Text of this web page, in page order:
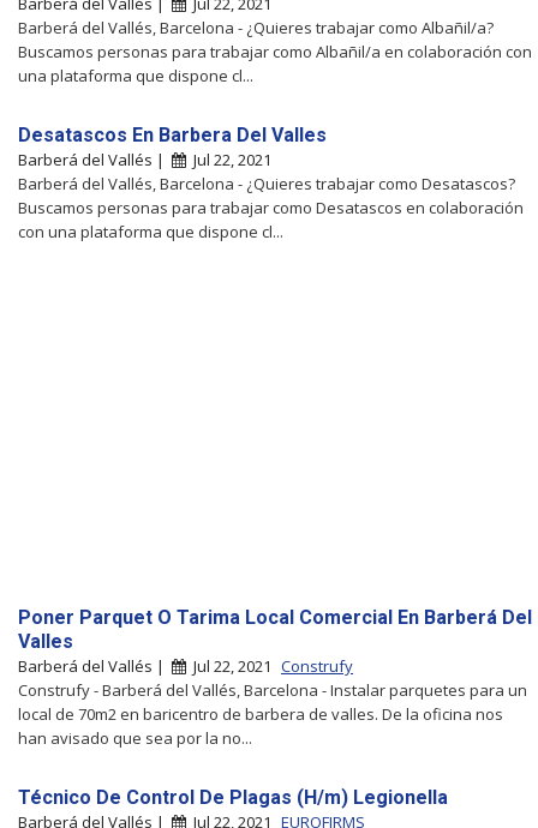
Barberá del Vallés, Barcelona - ¿Quieres trabajar como Albañil/a?
Buscamos personas para trabajar como Albañil/a en colaboración con
una plataforma que dispone cl...
Desatascos En Barbera Del Valles
Barberá del Vallés |
Jul 22, 2021
Barberá del Vallés, Barcelona - ¿Quieres trabajar como Desatascos?
Buscamos personas para trabajar como Desatascos en colaboración
con una plataforma que dispone cl...
Poner Parquet O Tarima Local Comercial En Barberá Del
Valles
Barberá del Vallés | Jul 22, 2021 Construfy
Construfy - Barberá del Vallés, Barcelona - Instalar parquetes para un
local de 70m2 en baricentro de barbera de valles. De la oficina nos
han avisado que sea por la no...
Técnico De Control De Plagas (H/m) Legionella
Barberá del Vallés | Jul 22, 2021 EUROFIRMS